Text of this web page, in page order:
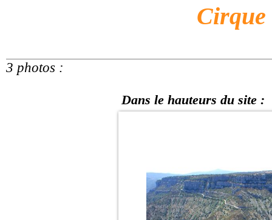
Cirque
3 photos :
Dans le hauteurs du site :